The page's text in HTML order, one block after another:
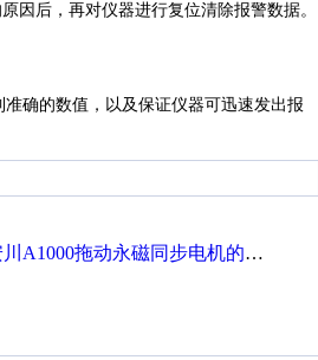
因后， 再对仪器进行复位清除报警数据。
确的数值，以及保证仪器可迅速发出报
A1000拖动永磁同步电机的系列参数